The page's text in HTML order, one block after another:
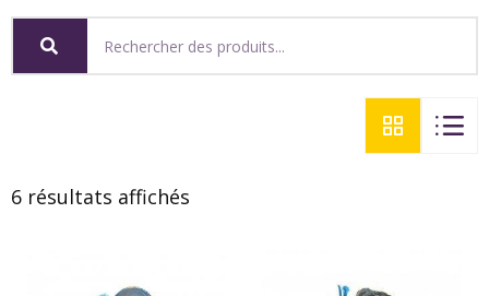
6 résultats affichés